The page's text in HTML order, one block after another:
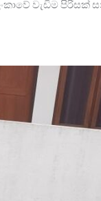
වැඩිම පිරිසක්